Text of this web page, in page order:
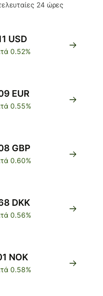
24 ώρες
USD
0.52%
EUR
0.55%
GBP
0.60%
DKK
0.56%
NOK
0.58%